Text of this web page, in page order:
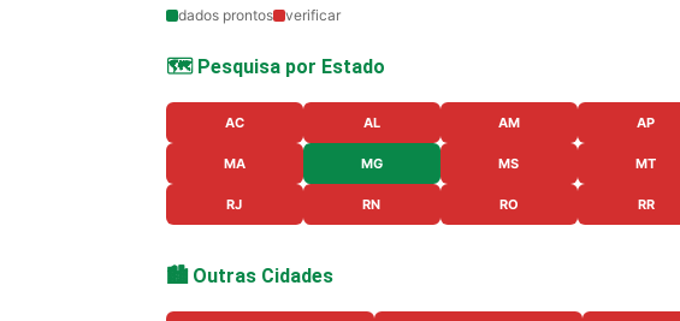
dados prontos verificar
🗺️ Pesquisa por Estado
AC AL AM AP
MA MG MS MT
RJ RN RO RR
🏙️ Outras Cidades